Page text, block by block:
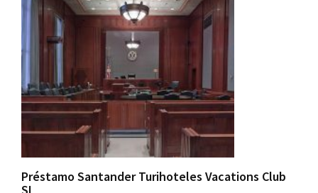
Préstamo Santander Turihoteles Vacations Club